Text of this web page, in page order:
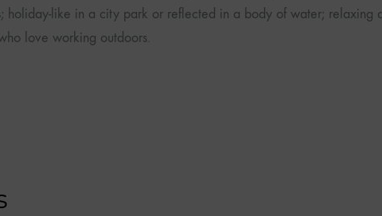
holiday-like in a city park or reflected in a body of water;
love working outdoors.